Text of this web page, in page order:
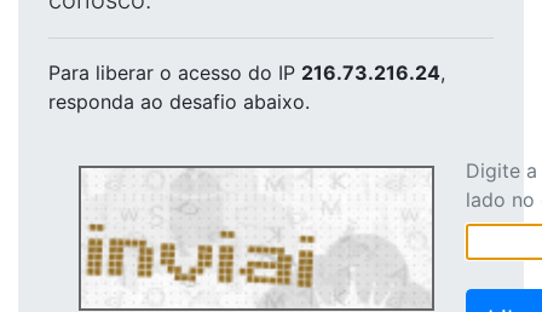
Para liberar o acesso do IP 216.73.216.24,
responda ao desafio abaixo.
Digite
lado no